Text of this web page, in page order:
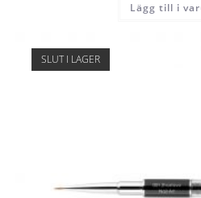
Lägg till i
SLUT I LAGER